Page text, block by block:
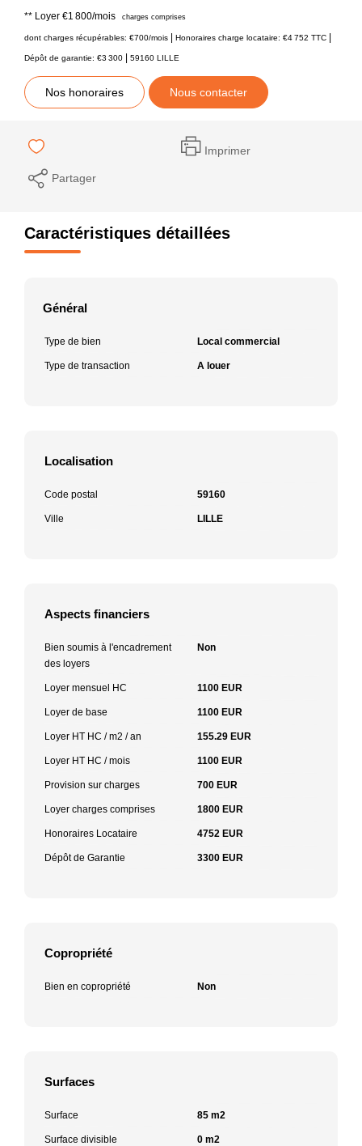
** Loyer €1 800/mois charges comprises
dont charges récupérables: €700/mois | Honoraires charge locataire: €4 752 TTC |
Dépôt de garantie: €3 300 | 59160 LILLE
Nos honoraires Nous contacter
Imprimer
Partager
Caractéristiques détaillées
Général
Type de bien Local commercial
Type de transaction A louer
Localisation
Code postal 59160
Ville LILLE
Aspects financiers
Bien soumis à l'encadrement
des loyers
Non
Loyer mensuel HC 1100 EUR
Loyer de base 1100 EUR
Loyer HT HC / m2 / an 155.29 EUR
Loyer HT HC / mois 1100 EUR
Provision sur charges 700 EUR
Loyer charges comprises 1800 EUR
Honoraires Locataire 4752 EUR
Dépôt de Garantie 3300 EUR
Copropriété
Bien en copropriété Non
Surfaces
Surface 85 m2
Surface divisible 0 m2